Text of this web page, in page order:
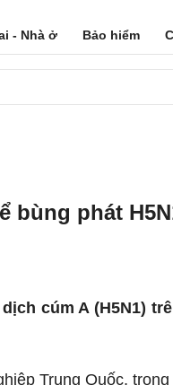
- Nhà ở Bảo hiểm
bùng phát
cúm A (H5N1)
Trung Quốc,